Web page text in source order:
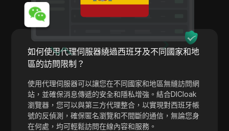
Shopee
Shopify
Skrill
Snapchat
SoundCloud
Spotify
Square
如何使用代理伺服器繞過西班牙及不同國家和地
區的訪問限制？
使用代理伺服器可以讓您在不同國家和地區無縫訪問網
站，並確保消息傳遞的安全和隱私增強。結合DICloak
瀏覽器，您可以與第三方代理整合，以實現對西班牙帳
號的反偵測，確保匿名瀏覽和不間斷的通信，無論您身
在何處，均可輕鬆訪問在線內容和服務。